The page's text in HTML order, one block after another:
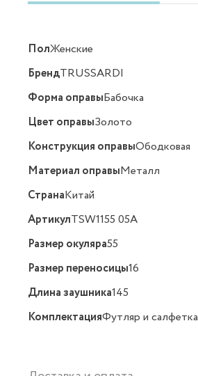
ПолЖенские
БрендTRUSSARDI
Форма оправыБабочка
Цвет оправыЗолото
Конструкция оправыОбодковая
Материал оправыМеталл
СтранаКитай
АртикулTSW1155 05A
Размер окуляра55
Размер переносицы16
Длина заушника145
КомплектацияФутляр и салфетка